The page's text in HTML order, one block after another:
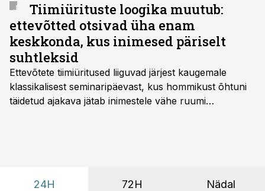
Tiimiürituste loogika muutub:
ettevõtted otsivad üha enam
keskkonda, kus inimesed päriselt
suhtleksid
Ettevõtete tiimiüritused liiguvad järjest kaugemale
klassikalisest seminaripäevast, kus hommikust õhtuni
täidetud ajakava jätab inimestele vähe ruumi
24H 72H Nädal